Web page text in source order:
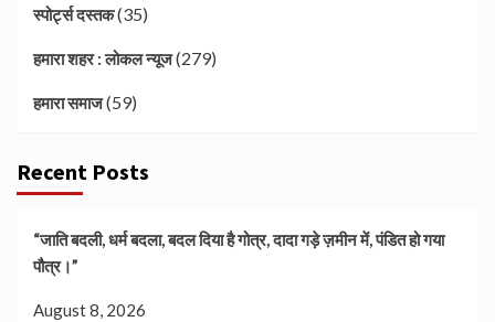
स्पोर्ट्स दस्तक(35)
हमारा शहर : लोकल न्यूज(279)
हमारा समाज(59)
Recent Posts
“जाति बदली, धर्म बदला, बदल दिया है गोत्र, दादा गड़े ज़मीन में, पंडित हो गया
पौत्र।”
August 8, 2026